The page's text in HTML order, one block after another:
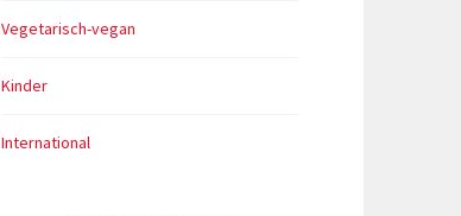
Vegetarisch-vegan
Kinder
International